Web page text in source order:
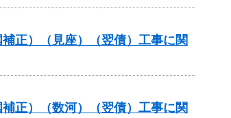
正）（見座）（翌債）工事に関
正）（数河）（翌債）工事に関